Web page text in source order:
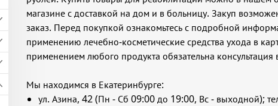
магазине с доставкой на дом и в больницу. Закуп
заказ. Перед покупкой ознакомьтесь с подробной
применению лечебно-косметические средства ухода в
применением любого продукта обязательна консультация
Мы находимся в Екатеринбурге:
ул. Азина, 42 (Пн - Сб 09:00 до 19:00, Вс - выходной);